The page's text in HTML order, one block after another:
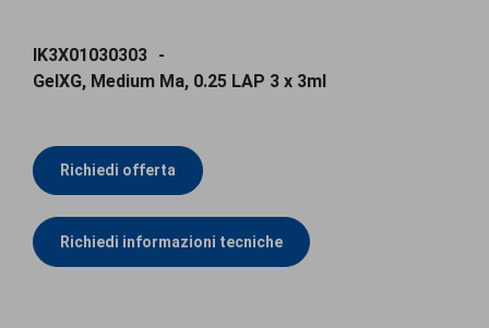
IK3X01030303
GelXG, Medium Ma, 0.25 LAP 3 x 3ml
Richiedi offerta
Richiedi informazioni tecniche